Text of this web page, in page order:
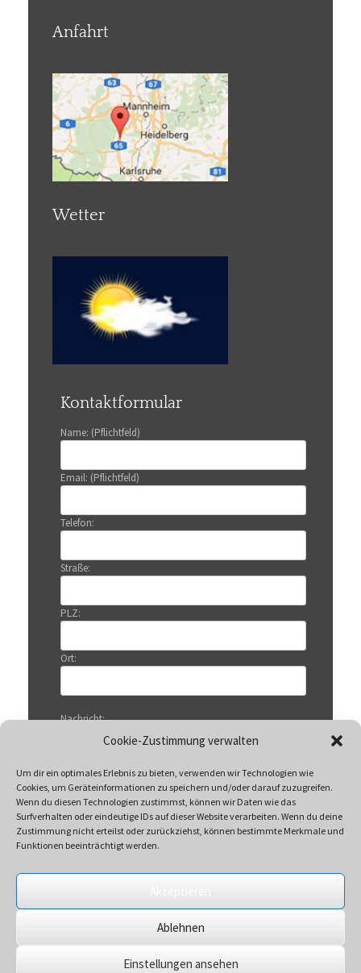
Cookie-Zustimmung verwalten
Um dir ein optimales Erlebnis zu bieten, verwenden wir Technologien wie
Cookies, um Geräteinformationen zu speichern und/oder darauf zuzugreifen.
Wenn du diesen Technologien zustimmst, können wir Daten wie das
Surfverhalten oder eindeutige IDs auf dieser Website verarbeiten. Wenn du deine
Zustimmung nicht erteilst oder zurückziehst, können bestimmte Merkmale und
Funktionen beeinträchtigt werden.
Ablehnen
Einstellungen ansehen
Anfahrt
Wetter
Kontaktformular
Name: (Pflichtfeld)
Email: (Pflichtfeld)
Telefon:
Straße:
PLZ:
Ort:
Nachricht:
Mit Klicken auf „Senden“ akzeptieren Sie unsere
Datenschutzerklärung